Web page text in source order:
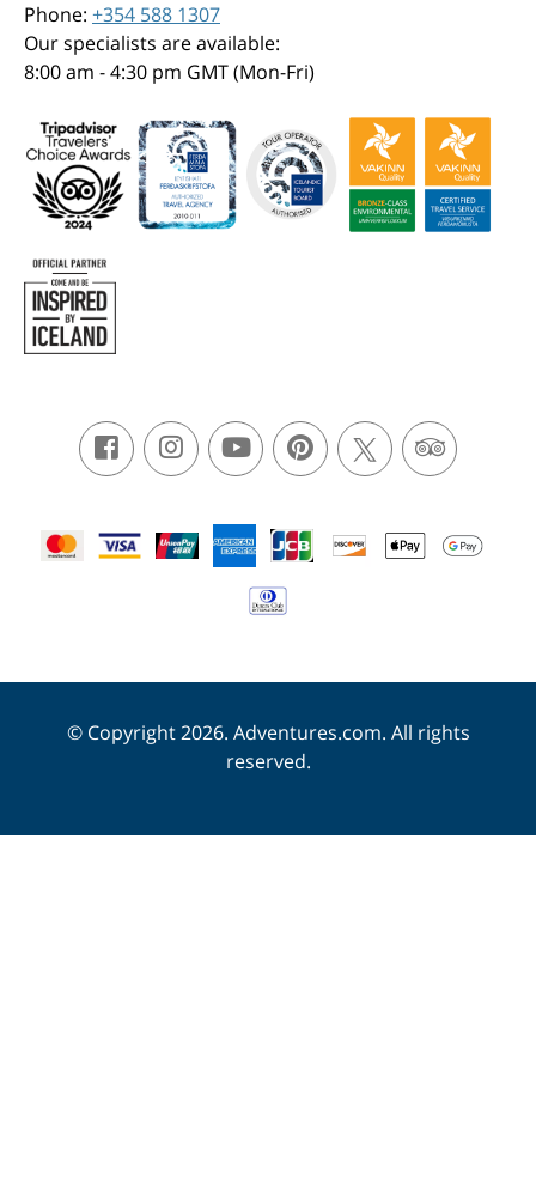
Phone: +354 588 1307
Our specialists are available:
8:00 am - 4:30 pm GMT (Mon-Fri)
© Copyright 2026. Adventures.com. All rights
reserved.